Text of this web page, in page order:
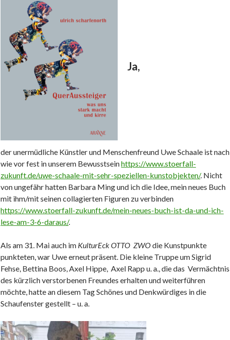
Ja,
der unermüdliche Künstler und Menschenfreund Uwe Schaale ist nach
wie vor fest in unserem Bewusstseinhttps://www.stoerfall-
zukunft.de/uwe-schaale-mit-sehr-speziellen-kunstobjekten/. Nicht
von ungefähr hatten Barbara Ming und ich die Idee, mein neues Buch
mit ihm/mit seinen collagierten Figuren zu verbinden
https://www.stoerfall-zukunft.de/mein-neues-buch-ist-da-und-ich-
lese-am-3-6-daraus/.
Als am 31. Mai auch im KulturEck OTTO ZWOdie Kunstpunkte
punkteten, war Uwe erneut präsent. Die kleine Truppe um Sigrid
Fehse, Bettina Boos, Axel Hippe, Axel Rapp u. a., die das Vermächtnis
des kürzlich verstorbenen Freundes erhalten und weiterführen
möchte, hatte an diesem Tag Schönes und Denkwürdiges in die
Schaufenster gestellt – u. a.